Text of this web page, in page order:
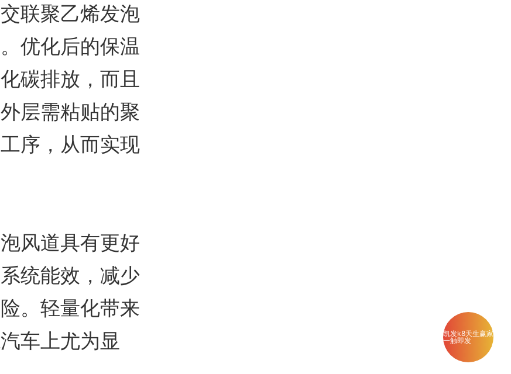
联聚乙烯发泡
优化后的保温
碳排放，而且
层需粘贴的聚
序，从而实现
风道具有更好
统能效，减少
。轻量化带来
车上尤为显
凯发k8天生赢家
一触即发